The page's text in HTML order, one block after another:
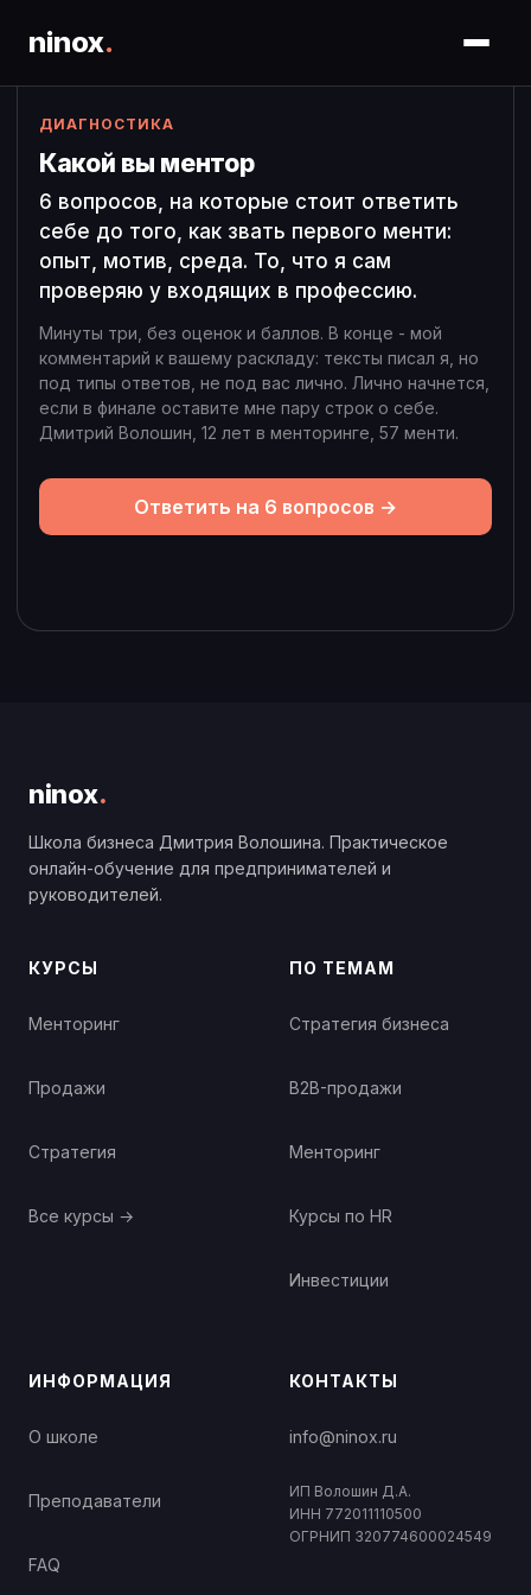
ninox.
ДИАГНОСТИКА
Какой вы ментор
6 вопросов, на которые стоит ответить
себе до того, как звать первого менти:
опыт, мотив, среда. То, что я сам
проверяю у входящих в профессию.
Минуты три, без оценок и баллов. В конце - мой
комментарий к вашему раскладу: тексты писал я, но
под типы ответов, не под вас лично. Лично начнется,
если в финале оставите мне пару строк о себе.
Дмитрий Волошин, 12 лет в менторинге, 57 менти.
Ответить на 6 вопросов →
ninox.
Школа бизнеса Дмитрия Волошина. Практическое
онлайн-обучение для предпринимателей и
руководителей.
КУРСЫ
Менторинг
Продажи
Стратегия
Все курсы →
ПО ТЕМАМ
Стратегия бизнеса
B2B-продажи
Менторинг
Курсы по HR
Инвестиции
ИНФОРМАЦИЯ
О школе
Преподаватели
FAQ
КОНТАКТЫ
info@ninox.ru
ИП Волошин Д.А.
ИНН 772011110500
ОГРНИП 320774600024549